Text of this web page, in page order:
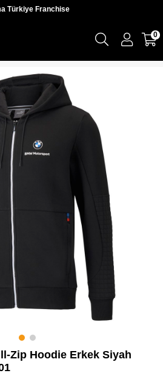
Türkiye Franchise
0
Zip Hoodie Erkek Siyah